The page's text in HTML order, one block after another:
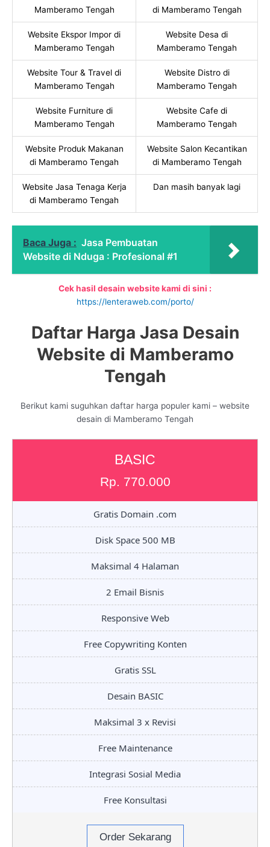
Mamberamo Tengah
di Mamberamo Tengah
Website Ekspor Impor di
Mamberamo Tengah
Website Desa di
Mamberamo Tengah
Website Tour & Travel di
Mamberamo Tengah
Website Distro di
Mamberamo Tengah
Website Furniture di
Mamberamo Tengah
Website Cafe di
Mamberamo Tengah
Website Produk Makanan
di Mamberamo Tengah
Website Salon Kecantikan
di Mamberamo Tengah
Website Jasa Tenaga Kerja
di Mamberamo Tengah
Dan masih banyak lagi
Baca Juga : Jasa Pembuatan
Website di Nduga : Profesional #1
Cek hasil desain website kami di sini :
https://lenteraweb.com/porto/
Daftar Harga Jasa Desain
Website di Mamberamo
Tengah
Berikut kami suguhkan daftar harga populer kami – website
desain di Mamberamo Tengah
BASIC
Rp. 770.000
Gratis Domain .com
Disk Space 500 MB
Maksimal 4 Halaman
2 Email Bisnis
Responsive Web
Free Copywriting Konten
Gratis SSL
Desain BASIC
Maksimal 3 x Revisi
Free Maintenance
Integrasi Sosial Media
Free Konsultasi
Order Sekarang